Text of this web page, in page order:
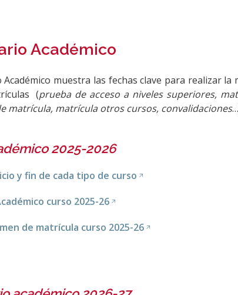
Académico
Académico muestra las fechas clave para realizar
(prueba de acceso a niveles superiores,
matrícula, matrícula otros cursos, convalidaciones
2025-2026
y fin de cada tipo de curso
curso 2025-26
de matrícula curso 2025-26